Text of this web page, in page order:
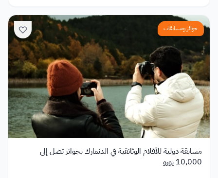
جوائز ومسابقات
مسابقة دولية للأفلام الوثائقية في الدنمارك بجوائز تصل إلى
10,000 يورو